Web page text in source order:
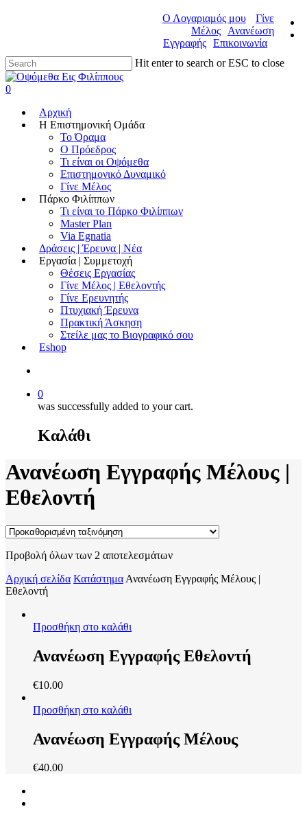
Ο Λογαριαμός μου
Γίνε
Μέλος
Ανανέωση
Εγγραφής Επικοινωνία
Hit enter to search or ESC to close
0
Αρχική
Η Επιστημονική Ομάδα
Το Όραμα
Ο Πρόεδρος
Τι είναι οι Οψόμεθα
Επιστημονικό Δυναμικό
Γίνε Μέλος
Πάρκο Φιλίππων
Τι είναι το Πάρκο Φιλίππων
Master Plan
Via Egnatia
Δράσεις | Έρευνα | Νέα
Εργασία | Συμμετοχή
Θέσεις Εργασίας
Γίνε Μέλος | Εθελοντής
Γίνε Ερευνητής
Πτυχιακή Έρευνα
Πρακτική Άσκηση
Στείλε μας το Βιογραφικό σου
Eshop
0
was successfully added to your cart.
Καλάθι
Ανανέωση Εγγραφής Μέλους |
Εθελοντή
Προβολή όλων των 2 αποτελεσμάτων
Αρχική σελίδα Κατάστημα Ανανέωση Εγγραφής Μέλους |
Εθελοντή
Προσθήκη στο καλάθι
Ανανέωση Εγγραφής Εθελοντή
€10.00
Προσθήκη στο καλάθι
Ανανέωση Εγγραφής Μέλους
€40.00